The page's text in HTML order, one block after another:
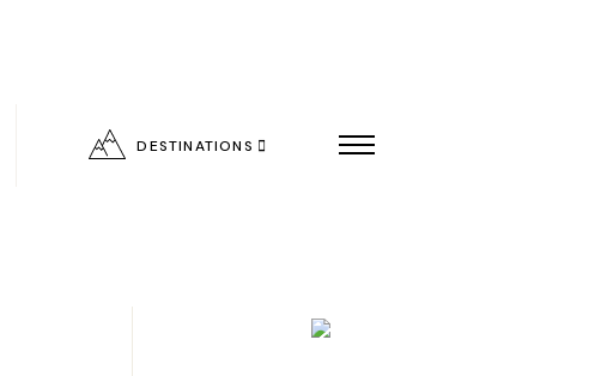
DESTINATIONS